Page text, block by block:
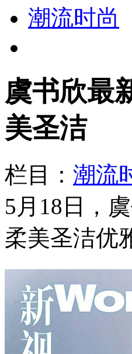
潮流时尚
虞书欣最
美圣洁
栏目： 潮流
5月18日，
柔美圣洁优